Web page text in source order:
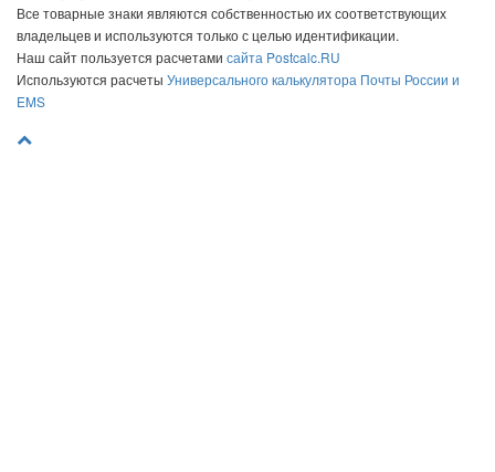
Все товарные знаки являются собственностью их соответствующих
владельцев и используются только с целью идентификации.
Наш сайт пользуется расчетами сайта Postcalc.RU
Используются расчеты Универсального калькулятора Почты России и
EMS